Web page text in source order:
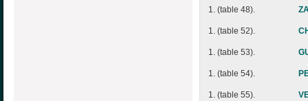
1. (table 48).
1. (table 52).
1. (table 53).
1. (table 54).
1. (table 55).